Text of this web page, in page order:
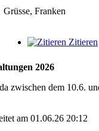
Grüsse, Franken
Zitieren
2026
zwischen dem 10.6.
am 01.06.26 20:12